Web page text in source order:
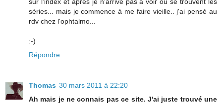
séries... mais je commence à me faire vieille.. j'ai pensé au
rdv chez l'ophtalmo...
:-)
Répondre
Thomas 30 mars 2011 à 22:20
Ah mais je ne connais pas ce site. J'ai juste trouvé une